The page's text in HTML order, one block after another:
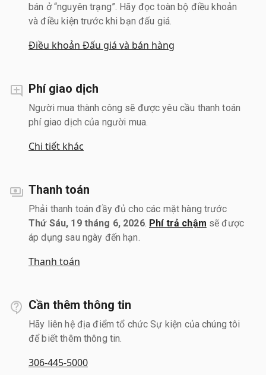
bán ở “nguyên trạng”. Hãy đọc toàn bộ điều khoản
và điều kiện trước khi bạn đấu giá.
Điều khoản Đấu giá và bán hàng
Phí giao dịch
Người mua thành công sẽ được yêu cầu thanh toán
phí giao dịch của người mua.
Chi tiết khác
Thanh toán
Phải thanh toán đầy đủ cho các mặt hàng trước
Thứ Sáu, 19 tháng 6, 2026. Phí trả chậm sẽ được
áp dụng sau ngày đến hạn.
Thanh toán
Cần thêm thông tin
Hãy liên hệ địa điểm tổ chức Sự kiện của chúng tôi
để biết thêm thông tin.
306-445-5000